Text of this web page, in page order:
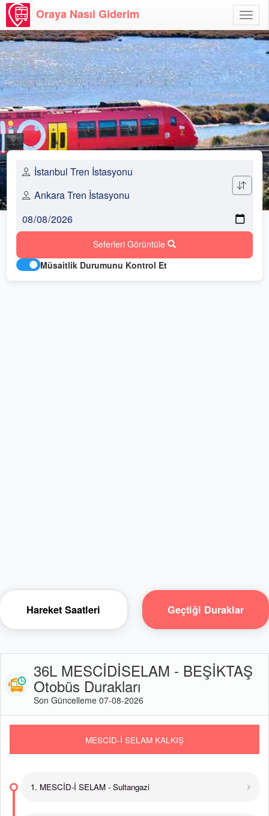
Aç
Oraya Nasıl Giderim
Seferleri Görüntüle
Müsaitlik Durumunu Kontrol Et
Hareket Saatleri Geçtiği Duraklar
36L MESCİDİSELAM - BEŞİKTAŞ
Otobüs Durakları
Son Güncelleme 07-08-2026
MESCİD-İ SELAM KALKIŞ
1. MESCİD-İ SELAM - Sultangazi